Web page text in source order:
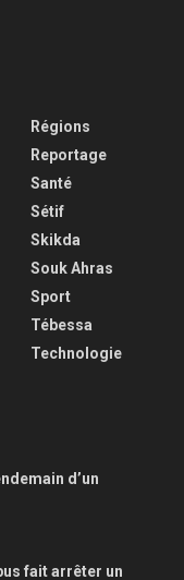
Régions
Reportage
Santé
Sétif
Skikda
Souk Ahras
Sport
Tébessa
Technologie
d’un
fait arrêter un